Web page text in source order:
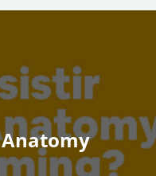
Anatomy